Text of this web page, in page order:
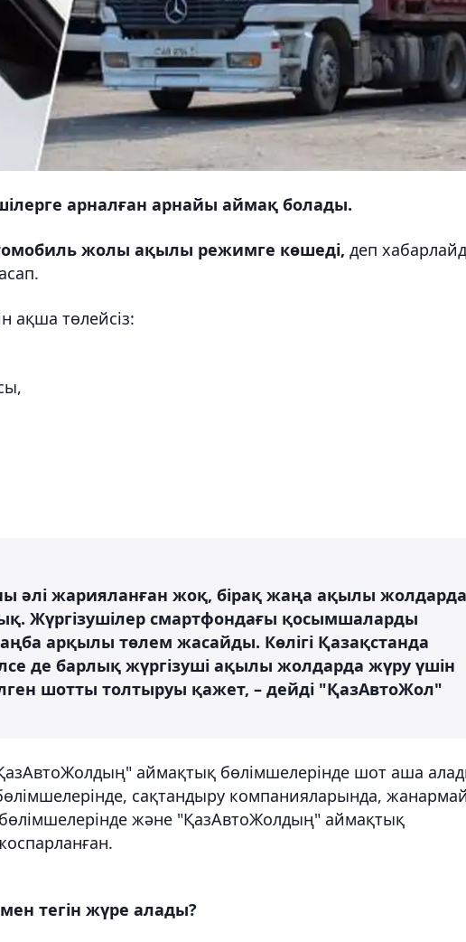
арналған арнайы аймақ болады.
жолы ақылы режимге көшеді, деп
ақша төлейсіз:
әлі жарияланған жоқ, бірақ жаңа ақылы жолдарда
Жүргізушілер смартфондағы қосымшаларды
арқылы төлем жасайды. Көлігі Қазақстанда
де барлық жүргізуші ақылы жолдарда жүру үшін
шотты толтыруы қажет, – дейді "ҚазАвтоЖол"
аймақтық бөлімшелерінде шот аша
сақтандыру компанияларында,
және "ҚазАвтоЖолдың" аймақтық
тегін жүре алады?